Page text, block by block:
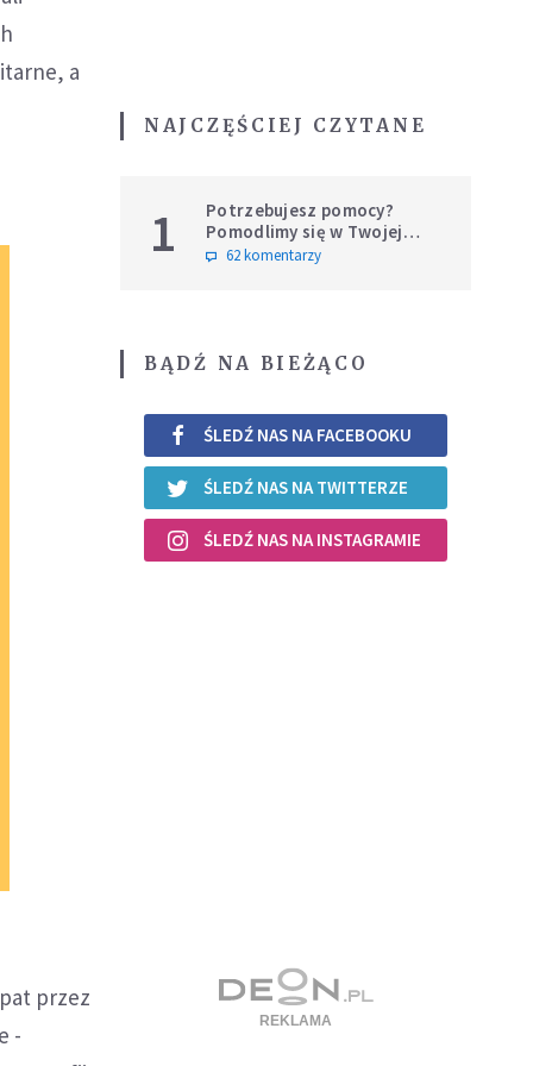
a
przez
-
NAJCZĘŚCIEJ CZYTANE
1
Potrzebujesz pomocy?
Pomodlimy się w Twojej
intencji
62 komentarzy
BĄDŹ NA BIEŻĄCO
ŚLEDŹ NAS NA FACEBOOKU
ŚLEDŹ NAS NA TWITTERZE
ŚLEDŹ NAS NA INSTAGRAMIE